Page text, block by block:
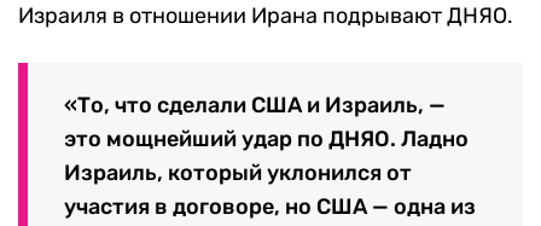
Израиля в отношении Ирана подрывают ДНЯО.
«То, что сделали США и Израиль, —
это мощнейший удар по ДНЯО. Ладно
Израиль, который уклонился от
участия в договоре, но США — одна из